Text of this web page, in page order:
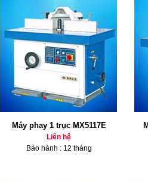
Máy phay 1 trục MX5117E
Liên hệ
Bảo hành : 12 tháng